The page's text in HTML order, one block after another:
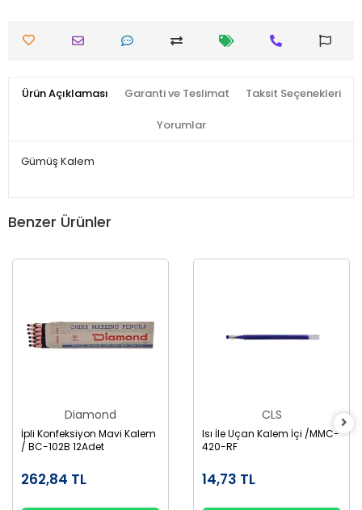
Ürün Açıklaması Garanti ve Teslimat Taksit Seçenekleri
Yorumlar
Gümüş Kalem
Benzer Ürünler
Diamond
İpli Konfeksiyon Mavi Kalem
/ BC-102B 12Adet
262,84 TL
CLS
Isı İle Uçan Kalem İçi /MMC-
420-RF
14,73 TL